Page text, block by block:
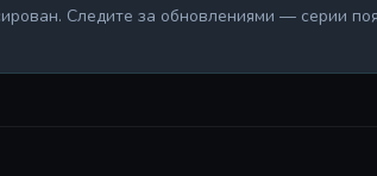
Следите за обновлениями — серии